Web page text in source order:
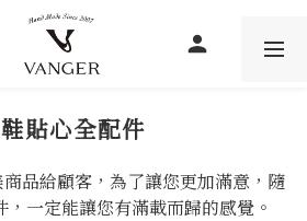
貼心全配件
品給顧客，為了讓您更加滿意，隨
一定能讓您有滿載而歸的感覺。